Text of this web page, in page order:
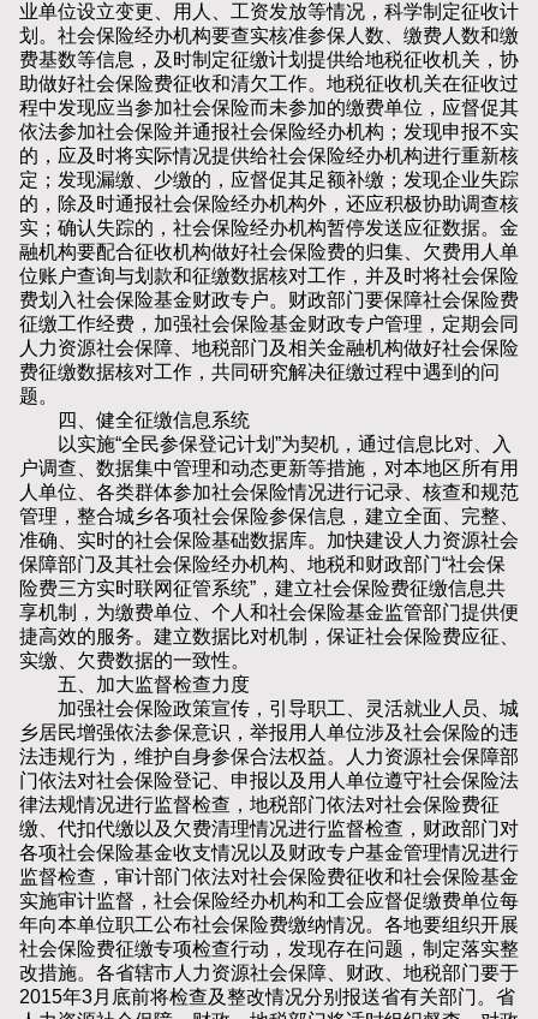
业单位设立变更、用人、工资发放等情况，科学制定征收计
划。社会保险经办机构要查实核准参保人数、缴费人数和缴
费基数等信息，及时制定征缴计划提供给地税征收机关，协
助做好社会保险费征收和清欠工作。地税征收机关在征收过
程中发现应当参加社会保险而未参加的缴费单位，应督促其
依法参加社会保险并通报社会保险经办机构；发现申报不实
的，应及时将实际情况提供给社会保险经办机构进行重新核
定；发现漏缴、少缴的，应督促其足额补缴；发现企业失踪
的，除及时通报社会保险经办机构外，还应积极协助调查核
实；确认失踪的，社会保险经办机构暂停发送应征数据。金
融机构要配合征收机构做好社会保险费的归集、欠费用人单
位账户查询与划款和征缴数据核对工作，并及时将社会保险
费划入社会保险基金财政专户。财政部门要保障社会保险费
征缴工作经费，加强社会保险基金财政专户管理，定期会同
人力资源社会保障、地税部门及相关金融机构做好社会保险
费征缴数据核对工作，共同研究解决征缴过程中遇到的问
题。
四、健全征缴信息系统
以实施“全民参保登记计划”为契机，通过信息比对、入
户调查、数据集中管理和动态更新等措施，对本地区所有用
人单位、各类群体参加社会保险情况进行记录、核查和规范
管理，整合城乡各项社会保险参保信息，建立全面、完整、
准确、实时的社会保险基础数据库。加快建设人力资源社会
保障部门及其社会保险经办机构、地税和财政部门“社会保
险费三方实时联网征管系统”，建立社会保险费征缴信息共
享机制，为缴费单位、个人和社会保险基金监管部门提供便
捷高效的服务。建立数据比对机制，保证社会保险费应征、
实缴、欠费数据的一致性。
五、加大监督检查力度
加强社会保险政策宣传，引导职工、灵活就业人员、城
乡居民增强依法参保意识，举报用人单位涉及社会保险的违
法违规行为，维护自身参保合法权益。人力资源社会保障部
门依法对社会保险登记、申报以及用人单位遵守社会保险法
律法规情况进行监督检查，地税部门依法对社会保险费征
缴、代扣代缴以及欠费清理情况进行监督检查，财政部门对
各项社会保险基金收支情况以及财政专户基金管理情况进行
监督检查，审计部门依法对社会保险费征收和社会保险基金
实施审计监督，社会保险经办机构和工会应督促缴费单位每
年向本单位职工公布社会保险费缴纳情况。各地要组织开展
社会保险费征缴专项检查行动，发现存在问题，制定落实整
改措施。各省辖市人力资源社会保障、财政、地税部门要于
2015年3月底前将检查及整改情况分别报送省有关部门。省